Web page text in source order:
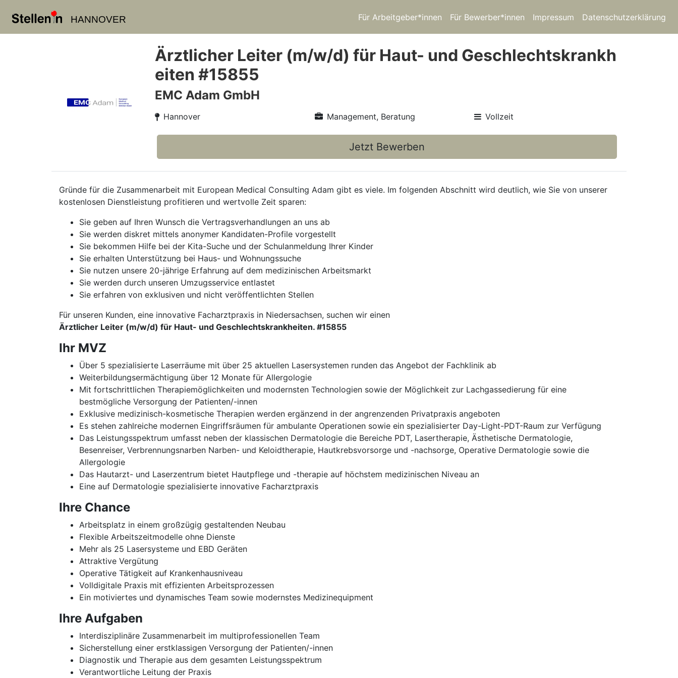
HANNOVER Für Arbeitgeber*innen Für Bewerber*innen Impressum Datenschutzerklärung
Ärztlicher Leiter (m/w/d) für Haut- und Geschlechtskrankh
eiten #15855
EMC Adam GmbH
Hannover Management, Beratung Vollzeit
Jetzt Bewerben
Gründe für die Zusammenarbeit mit European Medical Consulting Adam gibt es viele. Im folgenden Abschnitt wird deutlich, wie Sie von unserer
kostenlosen Dienstleistung profitieren und wertvolle Zeit sparen:
Sie geben auf Ihren Wunsch die Vertragsverhandlungen an uns ab
Sie werden diskret mittels anonymer Kandidaten-Profile vorgestellt
Sie bekommen Hilfe bei der Kita-Suche und der Schulanmeldung Ihrer Kinder
Sie erhalten Unterstützung bei Haus- und Wohnungssuche
Sie nutzen unsere 20-jährige Erfahrung auf dem medizinischen Arbeitsmarkt
Sie werden durch unseren Umzugsservice entlastet
Sie erfahren von exklusiven und nicht veröffentlichten Stellen
Für unseren Kunden, eine innovative Facharztpraxis in Niedersachsen, suchen wir einen
Ärztlicher Leiter (m/w/d) für Haut- und Geschlechtskrankheiten. #15855
Ihr MVZ
Über 5 spezialisierte Laserräume mit über 25 aktuellen Lasersystemen runden das Angebot der Fachklinik ab
Weiterbildungsermächtigung über 12 Monate für Allergologie
Mit fortschrittlichen Therapiemöglichkeiten und modernsten Technologien sowie der Möglichkeit zur Lachgassedierung für eine
bestmögliche Versorgung der Patienten/-innen
Exklusive medizinisch-kosmetische Therapien werden ergänzend in der angrenzenden Privatpraxis angeboten
Es stehen zahlreiche modernen Eingriffsräumen für ambulante Operationen sowie ein spezialisierter Day-Light-PDT-Raum zur Verfügung
Das Leistungsspektrum umfasst neben der klassischen Dermatologie die Bereiche PDT, Lasertherapie, Ästhetische Dermatologie,
Besenreiser, Verbrennungsnarben Narben- und Keloidtherapie, Hautkrebsvorsorge und -nachsorge, Operative Dermatologie sowie die
Allergologie
Das Hautarzt- und Laserzentrum bietet Hautpflege und -therapie auf höchstem medizinischen Niveau an
Eine auf Dermatologie spezialisierte innovative Facharztpraxis
Ihre Chance
Arbeitsplatz in einem großzügig gestaltenden Neubau
Flexible Arbeitszeitmodelle ohne Dienste
Mehr als 25 Lasersysteme und EBD Geräten
Attraktive Vergütung
Operative Tätigkeit auf Krankenhausniveau
Volldigitale Praxis mit effizienten Arbeitsprozessen
Ein motiviertes und dynamisches Team sowie modernstes Medizinequipment
Ihre Aufgaben
Interdisziplinäre Zusammenarbeit im multiprofessionellen Team
Sicherstellung einer erstklassigen Versorgung der Patienten/-innen
Diagnostik und Therapie aus dem gesamten Leistungsspektrum
Verantwortliche Leitung der Praxis